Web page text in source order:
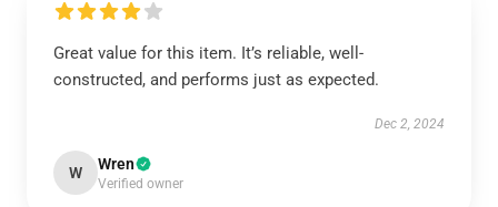
Great value for this item. It’s reliable, well-
constructed, and performs just as expected.
Dec 2, 2024
W Wren
Verified owner